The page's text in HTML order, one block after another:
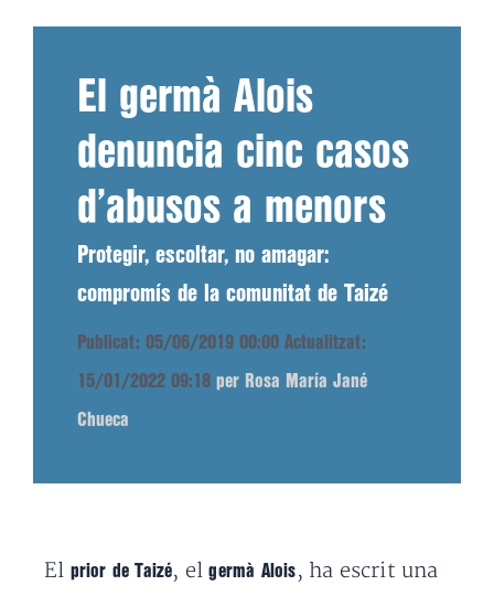
El germà Alois
denuncia cinc casos
d’abusos a menors
Protegir, escoltar, no amagar:
compromís de la comunitat de Taizé
Publicat: 05/06/2019 00:00 Actualitzat:
15/01/2022 09:18 per Rosa María Jané
Chueca
El prior de Taizé, elgermà Alois , ha escrit una